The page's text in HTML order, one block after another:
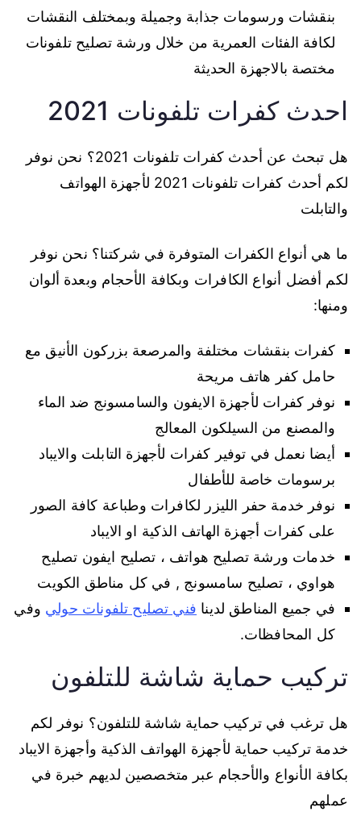
بنقشات ورسومات جذابة وجميلة وبمختلف النقشات
لكافة الفئات العمرية من خلال ورشة تصليح تلفونات
مختصة بالاجهزة الحديثة
احدث كفرات تلفونات 2021
هل تبحث عن أحدث كفرات تلفونات 2021؟ نحن نوفر
لكم أحدث كفرات تلفونات 2021 لأجهزة الهواتف
والتابلت
ما هي أنواع الكفرات المتوفرة في شركتنا؟ نحن نوفر
لكم أفضل أنواع الكافرات وبكافة الأحجام وبعدة ألوان
ومنها:
كفرات بنقشات مختلفة والمرصعة بزركون الأنيق مع
حامل كفر هاتف مريحة
نوفر كفرات لأجهزة الايفون والسامسونج ضد الماء
والمصنع من السيلكون المعالج
أيضا نعمل في توفير كفرات لأجهزة التابلت والايباد
برسومات خاصة للأطفال
نوفر خدمة حفر الليزر لكافرات وطباعة كافة الصور
على كفرات أجهزة الهاتف الذكية او الايباد
خدمات ورشة تصليح هواتف ، تصليح ايفون تصليح
هواوي ، تصليح سامسونج , في كل مناطق الكويت
في جميع المناطق لدينا فني تصليح تلفونات حولي وفي
كل المحافظات.
تركيب حماية شاشة للتلفون
هل ترغب في تركيب حماية شاشة للتلفون؟ نوفر لكم
خدمة تركيب حماية لأجهزة الهواتف الذكية وأجهزة الايباد
بكافة الأنواع والأحجام عبر متخصصين لديهم خبرة في
عملهم